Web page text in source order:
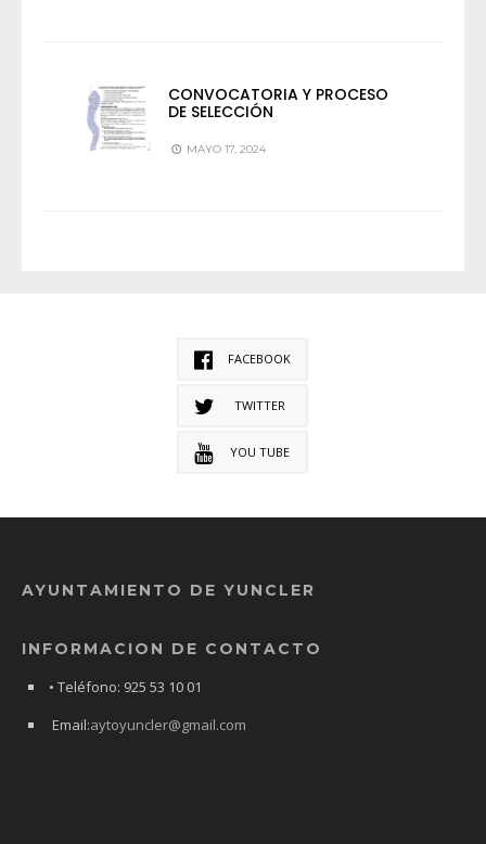
CONVOCATORIA Y PROCESO
DE SELECCIÓN
MAYO 17, 2024
FACEBOOK
TWITTER
YOU TUBE
AYUNTAMIENTO DE YUNCLER
INFORMACION DE CONTACTO
• Teléfono: 925 53 10 01
Email:aytoyuncler@gmail.com